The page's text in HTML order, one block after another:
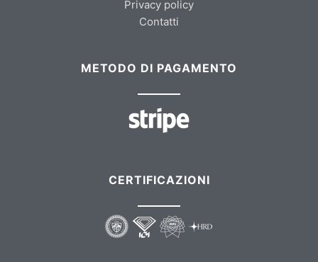
Privacy policy
Contatti
METODO DI PAGAMENTO
CERTIFICAZIONI